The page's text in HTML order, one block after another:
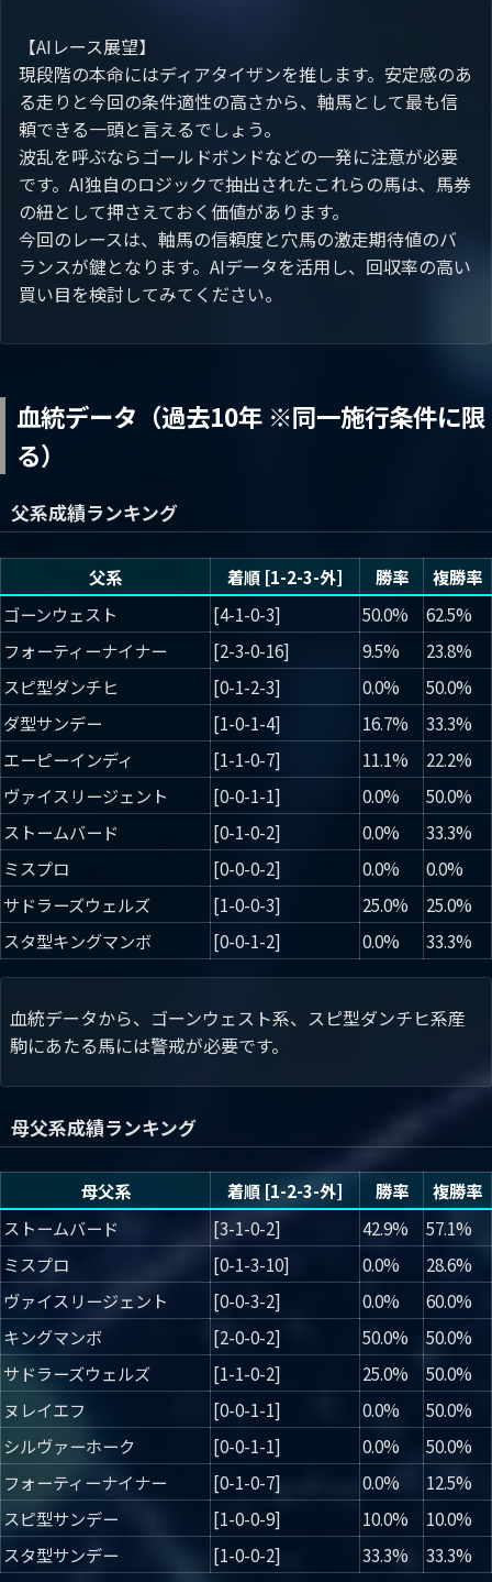
【AIレース展望】
現段階の本命にはディアタイザンを推します。安定感のあ
る走りと今回の条件適性の高さから、軸馬として最も信
頼できる一頭と言えるでしょう。
波乱を呼ぶならゴールドボンドなどの一発に注意が必要
です。AI独自のロジックで抽出されたこれらの馬は、馬券
の紐として押さえておく価値があります。
今回のレースは、軸馬の信頼度と穴馬の激走期待値のバ
ランスが鍵となります。AIデータを活用し、回収率の高い
買い目を検討してみてください。
血統データ（過去10年 ※同一施行条件に限
る）
父系成績ランキング
父系 着順 [1-2-3-外] 勝率
複勝率
ゴーンウェスト
[4-1-0-3] 50.0%
62.5%
フォーティーナイナー
[2-3-0-16] 9.5%
23.8%
スピ型ダンチヒ
[0-1-2-3] 0.0%
50.0%
ダ型サンデー
[1-0-1-4] 16.7%
33.3%
エーピーインディ
[1-1-0-7] 11.1%
22.2%
ヴァイスリージェント
[0-0-1-1] 0.0%
50.0%
ストームバード
[0-1-0-2] 0.0%
33.3%
ミスプロ
[0-0-0-2] 0.0%
0.0%
サドラーズウェルズ
[1-0-0-3] 25.0%
25.0%
スタ型キングマンボ
[0-0-1-2] 0.0% 33.3%
血統データから、ゴーンウェスト系、スピ型ダンチヒ系産
駒にあたる馬には警戒が必要です。
母父系成績ランキング
母父系 着順 [1-2-3-外] 勝率
複勝率
ストームバード
[3-1-0-2] 42.9%
57.1%
ミスプロ
[0-1-3-10] 0.0%
28.6%
ヴァイスリージェント
[0-0-3-2] 0.0%
60.0%
キングマンボ
[2-0-0-2] 50.0%
50.0%
サドラーズウェルズ
[1-1-0-2] 25.0%
50.0%
ヌレイエフ
[0-0-1-1] 0.0%
50.0%
シルヴァーホーク
[0-0-1-1] 0.0%
50.0%
フォーティーナイナー
[0-1-0-7] 0.0%
12.5%
スピ型サンデー
[1-0-0-9] 10.0%
10.0%
スタ型サンデー
[1-0-0-2] 33.3% 33.3%